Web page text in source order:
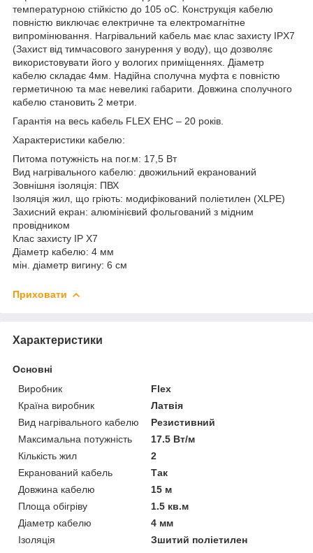
температурною стійкістю до 105 oC. Конструкція кабелю
повністю виключає електричне та електромагнітне
випромінювання. Нагрівальний кабель має клас захисту IPX7
(Захист від тимчасового занурення у воду), що дозволяє
використовувати його у вологих приміщеннях. Діаметр
кабелю складає 4мм. Надійна сполучна муфта є повністю
герметичною та має невеликі габарити. Довжина сполучного
кабелю становить 2 метри.
Гарантія на весь кабель FLEX EHC – 20 років.
Характеристики кабелю:
Питома потужність на пог.м: 17,5 Вт
Вид нагрівального кабелю: двожильний екранований
Зовнішня ізоляція: ПВХ
Ізоляція жил, що гріють: модифікований поліетилен (XLPE)
Захисний екран: алюмінієвий фольгований з мідним
провідником
Клас захисту IP X7
Діаметр кабелю: 4 мм
мін. діаметр вигину: 6 см
Приховати
Характеристики
Основні
Виробник
Flex
Країна виробник
Латвія
Вид нагрівального кабелю
Резистивний
Максимальна потужність
17.5 Вт/м
Кількість жил
2
Екранований кабель
Так
Довжина кабелю
15 м
Площа обігріву
1.5 кв.м
Діаметр кабелю
4 мм
Ізоляція
Зшитий поліетилен